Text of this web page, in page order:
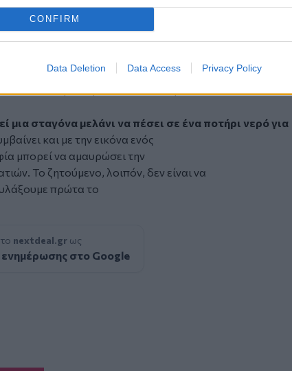
CONFIRM
Data Deletion Data Access Privacy Policy
και υπονομεύει την εμπιστοσύνη του κοινού
την ασφαλιστική συνείδηση στην Ελλάδα, οφείλουμε
λειτουργήματός μας. Να
τιμούν το επάγγελμα και να
συνέπεια, γνώση και υπευθυνότητα τον
μια σταγόνα μελάνι να πέσει σε ένα ποτήρι νερό για
και με την εικόνα ενός
μπορεί να αμαυρώσει την
Το ζητούμενο, λοιπόν, δεν είναι να
πρώτα το
nextdeal.grως
στο Google